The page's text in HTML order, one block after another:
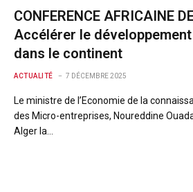
CONFERENCE AFRICAINE
Accélérer le
dans le continent
ACTUALITÉ 7 DÉCEMBRE 2025
Le ministre de l’Economie de la
des Micro-entreprises, Noureddine
Alger la…